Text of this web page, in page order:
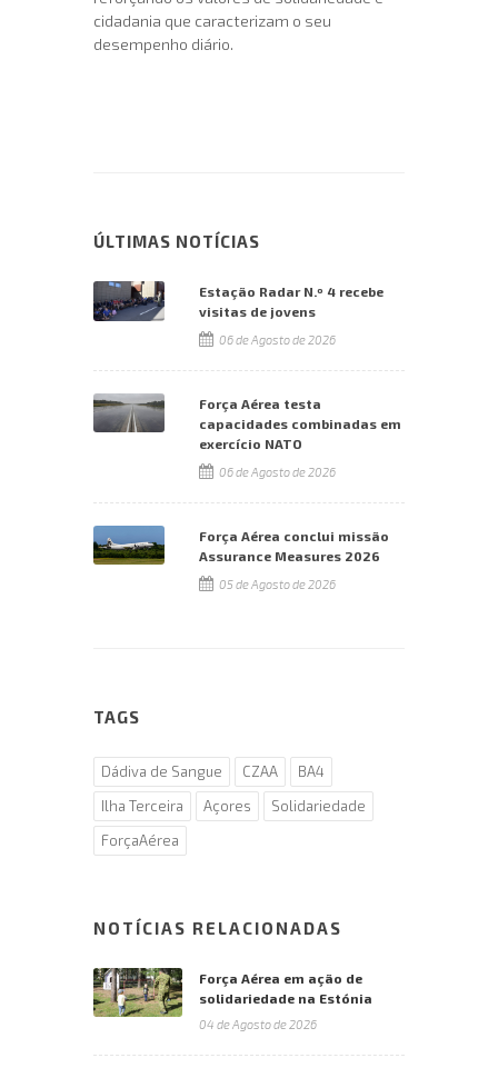
cidadania que caracterizam o seu
desempenho diário.
ÚLTIMAS NOTÍCIAS
Estação Radar N.º 4 recebe
visitas de jovens
06 de Agosto de 2026
Força Aérea testa
capacidades combinadas em
exercício NATO
06 de Agosto de 2026
Força Aérea conclui missão
Assurance Measures 2026
05 de Agosto de 2026
TAGS
Dádiva de Sangue CZAA
BA4
Ilha Terceira
Açores
Solidariedade
ForçaAérea
NOTÍCIAS RELACIONADAS
Força Aérea em ação de
solidariedade na Estónia
04 de Agosto de 2026